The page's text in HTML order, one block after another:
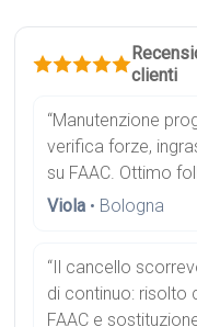
clienti
“Manutenzione
verifica forze,
su FAAC. Ottimo
Viola • Bologna
“Il cancello
di continuo: risolto
FAAC e